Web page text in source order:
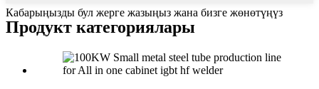
Кабарыңызды бул жерге жазыңыз жана бизге жөнөтүңүз
Продукт категориялары